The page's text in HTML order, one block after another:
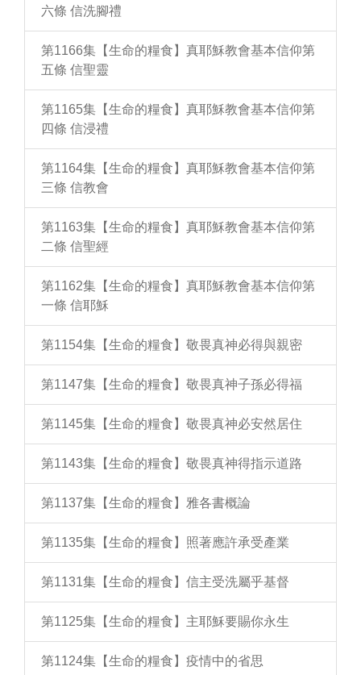
六條 信洗腳禮
第1166集【生命的糧食】真耶穌教會基本信仰第
五條 信聖靈
第1165集【生命的糧食】真耶穌教會基本信仰第
四條 信浸禮
第1164集【生命的糧食】真耶穌教會基本信仰第
三條 信教會
第1163集【生命的糧食】真耶穌教會基本信仰第
二條 信聖經
第1162集【生命的糧食】真耶穌教會基本信仰第
一條 信耶穌
第1154集【生命的糧食】敬畏真神必得與親密
第1147集【生命的糧食】敬畏真神子孫必得福
第1145集【生命的糧食】敬畏真神必安然居住
第1143集【生命的糧食】敬畏真神得指示道路
第1137集【生命的糧食】雅各書概論
第1135集【生命的糧食】照著應許承受產業
第1131集【生命的糧食】信主受洗屬乎基督
第1125集【生命的糧食】主耶穌要賜你永生
第1124集【生命的糧食】疫情中的省思